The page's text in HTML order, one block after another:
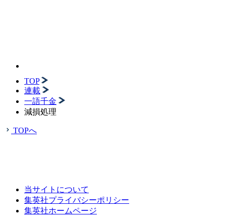
TOP
連載
一語千金
減損処理
TOPへ
当サイトについて
集英社プライバシーポリシー
集英社ホームページ